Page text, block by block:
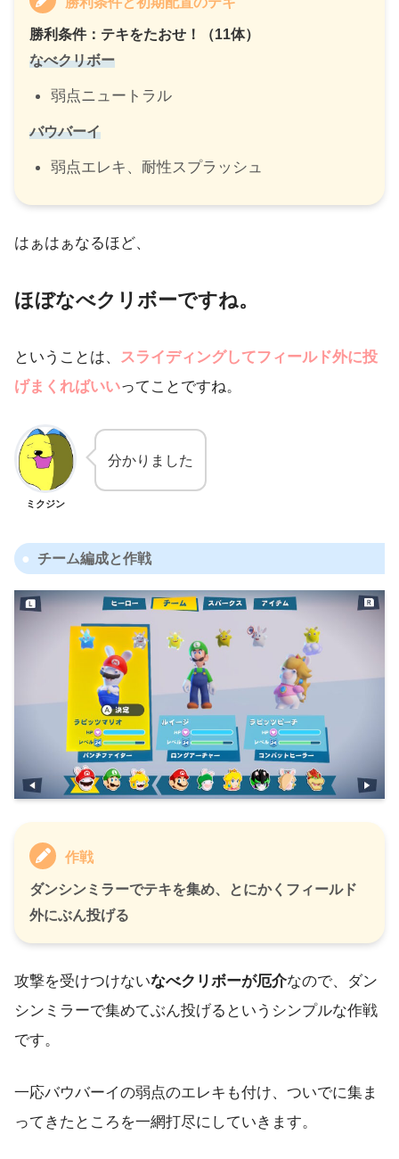
勝利条件：テキをたおせ！（11体）
なべクリボー
弱点ニュートラル
バウバーイ
弱点エレキ、耐性スプラッシュ
はぁはぁなるほど、
ほぼなべクリボーですね。
ということは、 スライディングしてフィールド外に投
げまくればいいってことですね。
ミクジン
分かりました
チーム編成と作戦
作戦
ダンシンミラーでテキを集め、とにかくフィールド
外にぶん投げる
攻撃を受けつけないなべクリボーが厄介なので、ダン
シンミラーで集めてぶん投げるというシンプルな作戦
です。
一応バウバーイの弱点のエレキも付け、ついでに集ま
ってきたところを一網打尽にしていきます。